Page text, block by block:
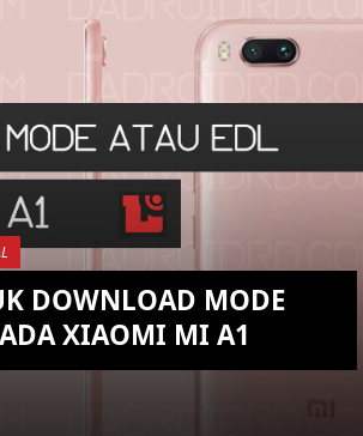
KEMBALI KE ATAS
YOU ARE VIEWING MOST
DOWNLOAD MODE
XIAOMI MI A1